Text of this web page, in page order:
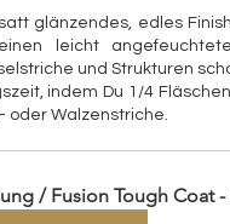
glänzendes, edles
leicht
und Strukturen
indem Du 1/4
oder Walzenstriche.
/ Fusion Tough Coat